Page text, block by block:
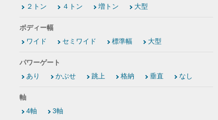
２トン
４トン 増トン 大型
ボディー幅
ワイド
セミワイド 標準幅 大型
パワーゲート
あり
かぶせ 跳上 格納 垂直 なし
軸
4軸
3軸